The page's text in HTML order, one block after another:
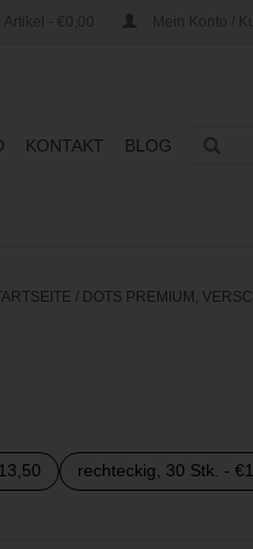
0 Artikel - €0,00 Mein Konto /
KONTAKT BLOG
/ DOTS PREMIUM,
rechteckig, 30 Stk. -